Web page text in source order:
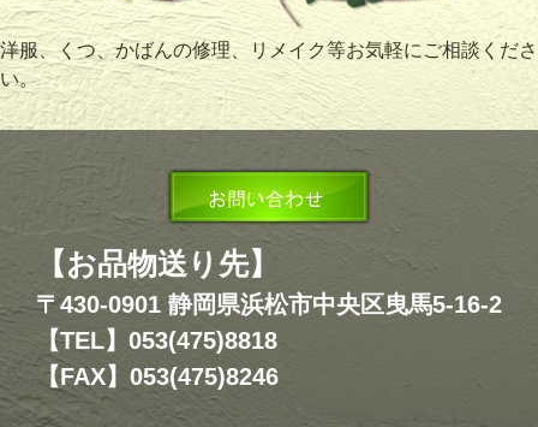
洋服、くつ、かばんの修理、リメイク等お気軽にご相談くださ
い。
【お品物送り先】
〒430-0901 静岡県浜松市中央区曳馬5-16-2
【TEL】053(475)8818
【FAX】053(475)8246